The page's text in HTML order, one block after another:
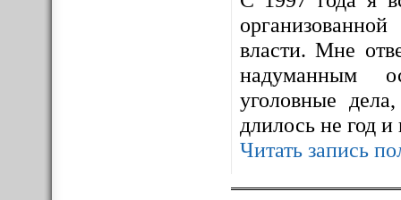
власти. Мне
надуманным
уголовные
длилось не год
Читать запись